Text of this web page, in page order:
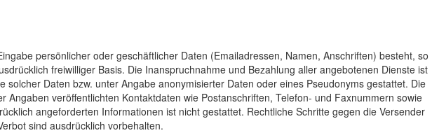
persönlicher oder geschäftlicher Daten (Emailadressen, Namen, Anschriften) besteht, so
freiwilliger Basis. Die Inanspruchnahme und Bezahlung aller angebotenen Dienste ist
Daten bzw. unter Angabe anonymisierter Daten oder eines Pseudonyms gestattet. Die
veröffentlichten Kontaktdaten wie Postanschriften, Telefon- und Faxnummern sowie
angeforderten Informationen ist nicht gestattet. Rechtliche Schritte gegen die Versender
sind ausdrücklich vorbehalten.